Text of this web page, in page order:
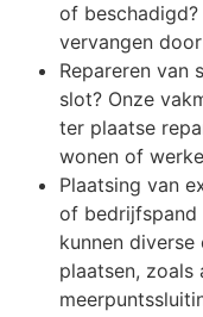
of
vervangen
Repareren van
slot? Onze
ter plaatse
wonen of
Plaatsing van
of bedrijfspand
kunnen
plaatsen, zoals